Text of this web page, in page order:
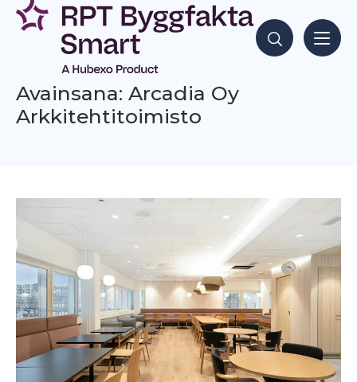
Siirry
sisältöön
Hae sisältöjä
Avainsana: Arcadia Oy
Arkkitehtitoimisto